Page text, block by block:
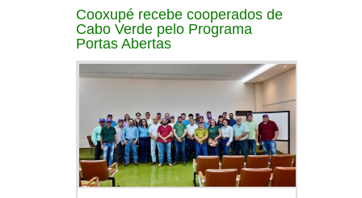
Cooxupé recebe cooperados de
Cabo Verde pelo Programa
Portas Abertas